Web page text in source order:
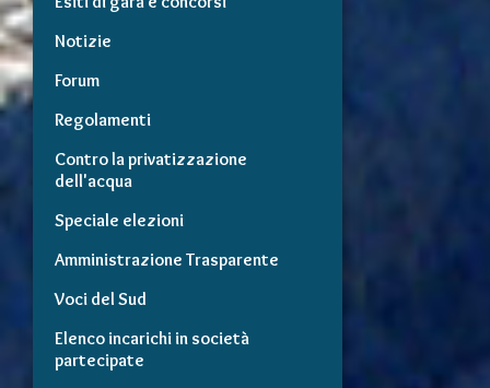
Notizie
Forum
Regolamenti
Contro la privatizzazione
dell'acqua
Speciale elezioni
Amministrazione Trasparente
Voci del Sud
Elenco incarichi in società
partecipate